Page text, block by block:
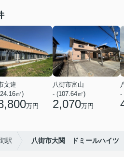
文違
㎡)
万円
八街市富山
- (107.64㎡)
2,070万円
-
駅 八街市大関 ドミールハイツ